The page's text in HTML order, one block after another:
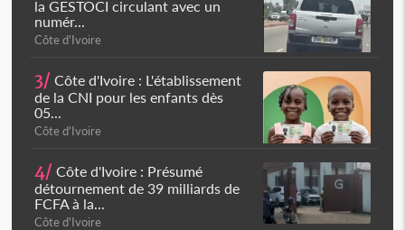
la GESTOCI circulant avec un
numér...
Côte d'Ivoire
3/ Côte d'Ivoire : L'établissement
de la CNI pour les enfants dès
05...
Côte d'Ivoire
4/ Côte d'Ivoire : Présumé
détournement de 39 milliards de
FCFA à la...
Côte d'Ivoire